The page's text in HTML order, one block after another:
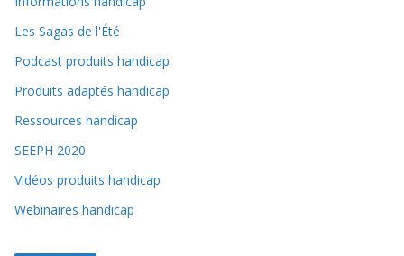
Les Sagas de l'Été
Podcast produits handicap
Produits adaptés handicap
Ressources handicap
SEEPH 2020
Vidéos produits handicap
Webinaires handicap